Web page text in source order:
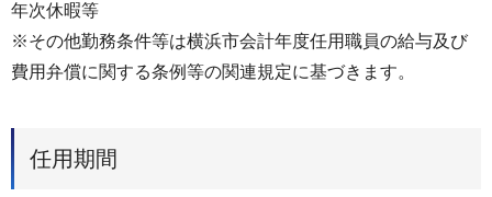
年次休暇等
※その他勤務条件等は横浜市会計年度任⽤職員の給与及び
費⽤弁償に関する条例等の関連規定に基づきます。
任⽤期間